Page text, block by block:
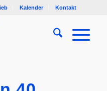
Kalender Kontakt